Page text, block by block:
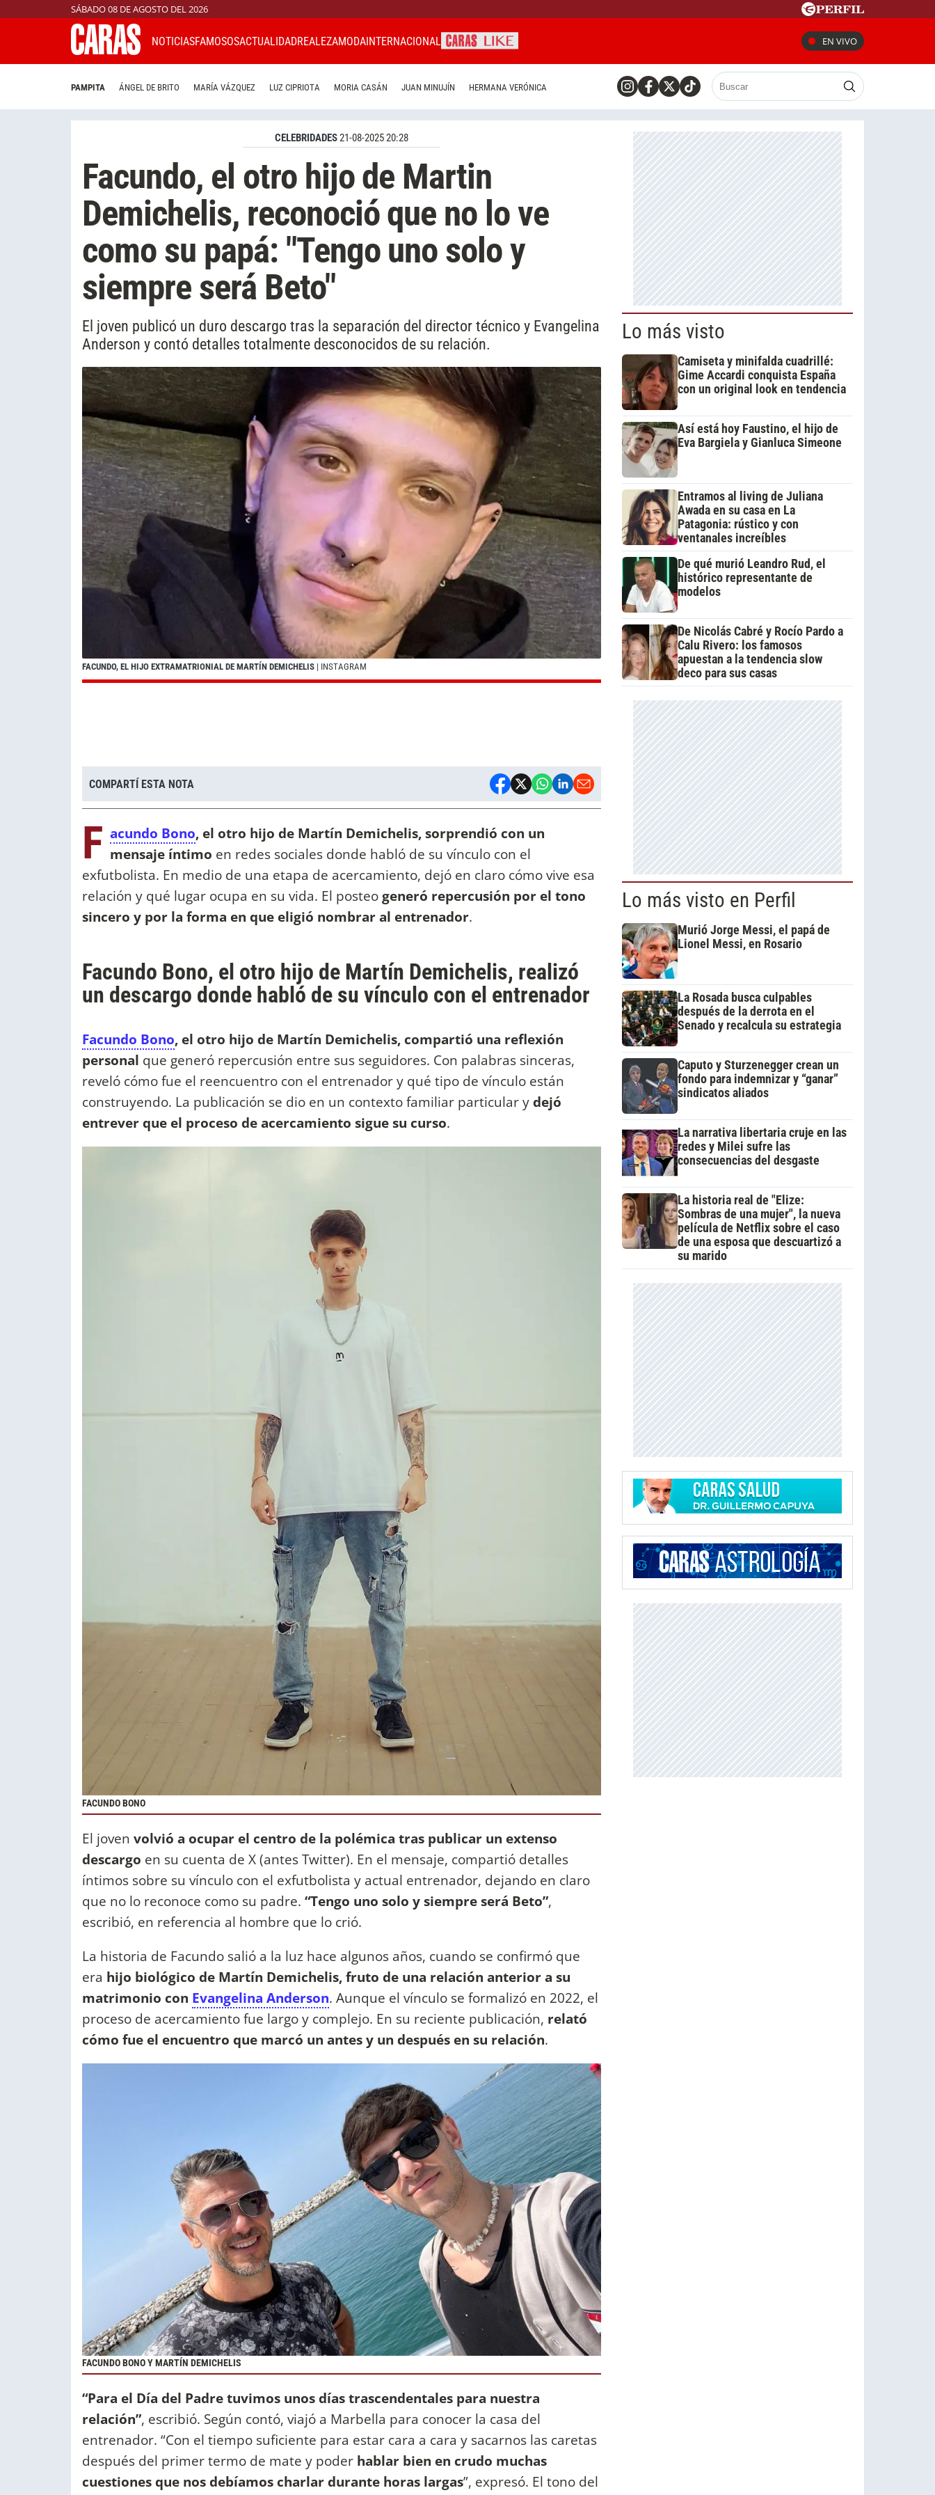
SÁBADO 08 DE AGOSTO DEL 2026
NOTICIASFAMOSOSACTUALIDADREALEZAMODAINTERNACIONAL EN VIVO
PAMPITA ÁNGEL DE BRITO MARÍA VÁZQUEZ LUZ CIPRIOTA MORIA CASÁN JUAN MINUJÍN HERMANA VERÓNICA
CELEBRIDADES21-08-2025 20:28
Facundo, el otro hijo de Martin
Demichelis, reconoció que no lo ve
como su papá: "Tengo uno solo y
siempre será Beto"
El joven publicó un duro descargo tras la separación del director técnico y Evangelina
Anderson y contó detalles totalmente desconocidos de su relación.
FACUNDO, EL HIJO EXTRAMATRIONIAL DE MARTÍN DEMICHELIS | INSTAGRAM
COMPARTÍ ESTA NOTA
F acundo Bono, el otro hijo de Martín Demichelis, sorprendió con un
mensaje íntimo en redes sociales donde habló de su vínculo con el
exfutbolista. En medio de una etapa de acercamiento, dejó en claro cómo vive esa
relación y qué lugar ocupa en su vida. El posteogeneró repercusión por el tono
sincero y por la forma en que eligió nombrar al entrenador.
Facundo Bono, el otro hijo de Martín Demichelis, realizó
un descargo donde habló de su vínculo con el entrenador
Facundo Bono, el otro hijo de Martín Demichelis, compartió una reflexión
personal que generó repercusión entre sus seguidores. Con palabras sinceras,
reveló cómo fue el reencuentro con el entrenador y qué tipo de vínculo están
construyendo. La publicación se dio en un contexto familiar particular ydejó
entrever que el proceso de acercamiento sigue su curso.
FACUNDO BONO
El joven volvió a ocupar el centro de la polémica tras publicar un extenso
descargo en su cuenta de X (antes Twitter). En el mensaje, compartió detalles
íntimos sobre su vínculo con el exfutbolista y actual entrenador, dejando en claro
que no lo reconoce como su padre. “Tengo uno solo y siempre será Beto”,
escribió, en referencia al hombre que lo crió.
La historia de Facundo salió a la luz hace algunos años, cuando se confirmó que
era hijo biológico de Martín Demichelis, fruto de una relación anterior a su
matrimonio con Evangelina Anderson. Aunque el vínculo se formalizó en 2022, el
proceso de acercamiento fue largo y complejo. En su reciente publicación, relató
cómo fue el encuentro que marcó un antes y un después en su relación.
FACUNDO BONO Y MARTÍN DEMICHELIS
“Para el Día del Padre tuvimos unos días trascendentales para nuestra
relación”, escribió. Según contó, viajó a Marbella para conocer la casa del
entrenador. “Con el tiempo suficiente para estar cara a cara y sacarnos las caretas
después del primer termo de mate y poder hablar bien en crudo muchas
cuestiones que nos debíamos charlar durante horas largas”, expresó. El tono del
Lo más visto
Camiseta y minifalda cuadrillé:
Gime Accardi conquista España
con un original look en tendencia
Así está hoy Faustino, el hijo de
Eva Bargiela y Gianluca Simeone
Entramos al living de Juliana
Awada en su casa en La
Patagonia: rústico y con
ventanales increíbles
De qué murió Leandro Rud, el
histórico representante de
modelos
De Nicolás Cabré y Rocío Pardo a
Calu Rivero: los famosos
apuestan a la tendencia slow
deco para sus casas
Lo más visto en Perfil
Murió Jorge Messi, el papá de
Lionel Messi, en Rosario
La Rosada busca culpables
después de la derrota en el
Senado y recalcula su estrategia
Caputo y Sturzenegger crean un
fondo para indemnizar y “ganar”
sindicatos aliados
La narrativa libertaria cruje en las
redes y Milei sufre las
consecuencias del desgaste
La historia real de "Elize:
Sombras de una mujer", la nueva
película de Netflix sobre el caso
de una esposa que descuartizó a
su marido